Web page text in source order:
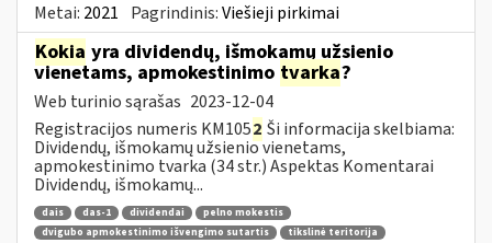
Metai: 2021 Pagrindinis:Viešieji pirkimai
Kokia yra dividendų, išmokamų užsienio
vienetams, apmokestinimo tvarka?
Web turinio sąrašas 2023-12-04
Registracijos numeris KM1052 Ši informacija skelbiama:
Dividendų, išmokamų užsienio vienetams,
apmokestinimo tvarka (34 str.) Aspektas Komentarai
Dividendų, išmokamų...
dais das-1 dividendai
pelno mokestis
dvigubo apmokestinimo išvengimo sutartis
tikslinė teritorija